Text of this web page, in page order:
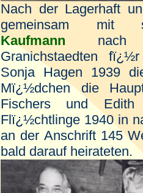
Nach der Lagerhaft
gemeinsam
Kaufmann nach
Granichstaedten
Sonja Hagen 1939
Mï¿½dchen die
Fischers und
Flï¿½chtlinge 1940 in
an der Anschrift 145
bald darauf heirateten.